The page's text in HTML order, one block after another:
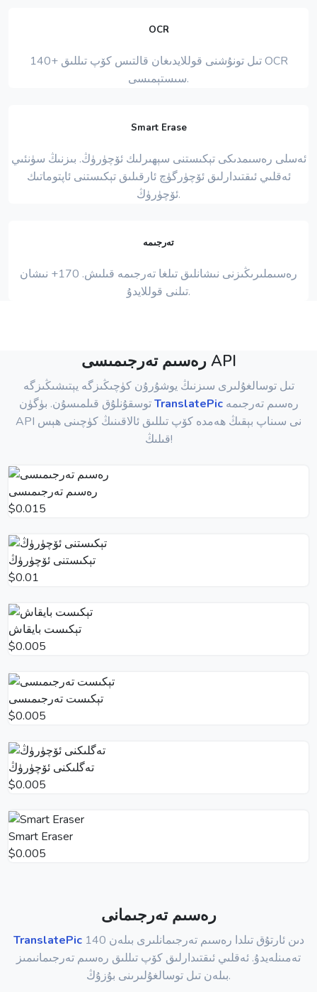
OCR
140+ تىل تونۇشنى قوللايدىغان قالتىس كۆپ تىللىق OCR
سىستېمىسى.
Smart Erase
ئەسلى رەسىمدىكى تېكىستنى سېھىرلىك ئۆچۈرۈڭ. بىزنىڭ سۈنئىي
ئەقلىي ئىقتىدارلىق ئۆچۈرگۈچ ئارقىلىق تېكىستنى ئاپتوماتىك
ئۆچۈرۈڭ.
تەرجىمە
رەسىملىرىڭىزنى نىشانلىق تىلغا تەرجىمە قىلىش. 170+ نىشان
تىلنى قوللايدۇ.
رەسىم تەرجىمىسى API
تىل توسالغۇلىرى سىزنىڭ يوشۇرۇن كۈچىڭىزگە يېتىشىڭىزگە
توسقۇنلۇق قىلمىسۇن. بۈگۈنTranslatePicرەسىم تەرجىمە
API نى سىناپ بېقىڭ ھەمدە كۆپ تىللىق ئالاقىنىڭ كۈچىنى ھېس
قىلىڭ!
رەسىم تەرجىمىسى
$0.015
تېكىستنى ئۆچۈرۈڭ
$0.01
تېكىست بايقاش
$0.005
تېكىست تەرجىمىسى
$0.005
تەگلىكنى ئۆچۈرۈڭ
$0.005
Smart Eraser
$0.005
رەسىم تەرجىمانى
TranslatePic140 دىن ئارتۇق تىلدا رەسىم تەرجىمانلىرى بىلەن
تەمىنلەيدۇ. ئەقلىي ئىقتىدارلىق كۆپ تىللىق رەسىم تەرجىمانىمىز
بىلەن تىل توسالغۇلىرىنى بۇزۇڭ.